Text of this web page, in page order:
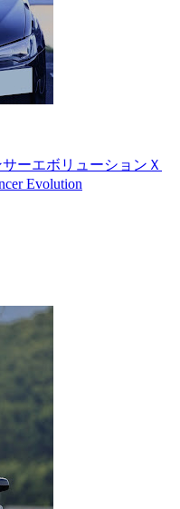
ーエボリューションＸ
Evolution